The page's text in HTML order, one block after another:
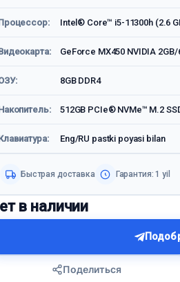
Intel® Core™ i5-11300h (2.6
GeForce MX450 NVIDIA 2GB/
8GB DDR4
512GB PCIe® NVMe™ M.2
Eng/RU pastki poyasi bilan
Быстрая доставка Гарантия: 1 yil
в наличии
Поделиться